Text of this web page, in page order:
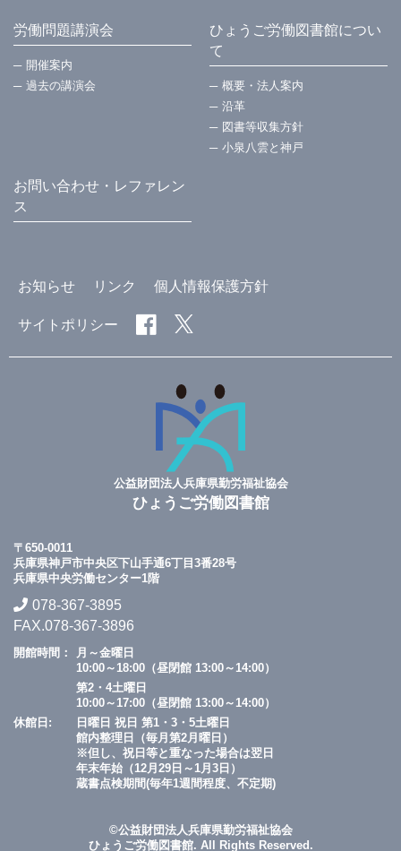
労働問題講演会
開催案内
過去の講演会
ひょうご労働図書館につい
て
概要・法⼈案内
沿革
図書等収集方針
小泉八雲と神戸
お問い合わせ・レファレン
ス
お知らせ リンク 個人情報保護方針
サイトポリシー
公益財団法人兵庫県勤労福祉協会
ひょうご労働図書館
〒650-0011
兵庫県神戸市中央区下山手通6丁目3番28号
兵庫県中央労働センター1階
078-367-3895
FAX.078-367-3896
開館時間：
月～金曜日
10:00～18:00（昼閉館 13:00～14:00）
第2・4土曜日
10:00～17:00（昼閉館 13:00～14:00）
休館日:
日曜日 祝日 第1・3・5土曜日
館内整理日（毎月第2月曜日）
※但し、祝日等と重なった場合は翌日
年末年始（12月29日～1月3日）
蔵書点検期間(毎年1週間程度、不定期)
©公益財団法人兵庫県勤労福祉協会
ひょうご労働図書館. All Rights Reserved.